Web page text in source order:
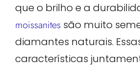
que o brilho e a
moissanites são muito
diamantes naturais.
características